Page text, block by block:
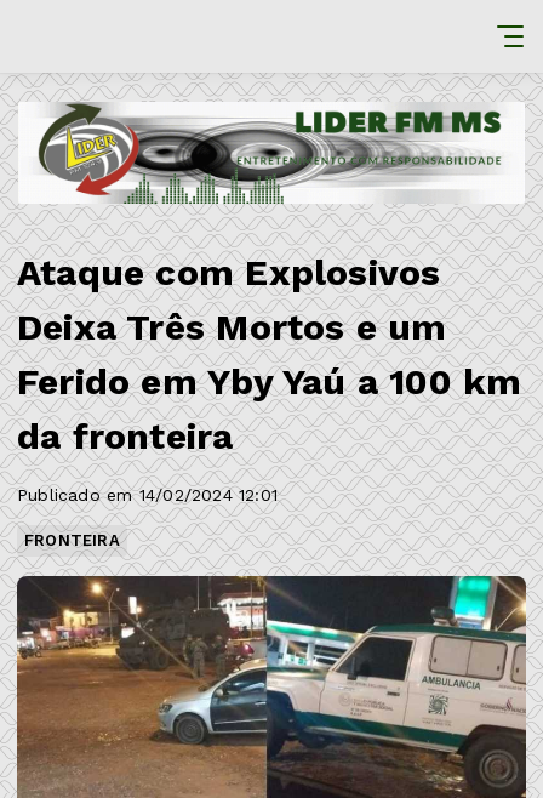
Ataque com Explosivos
Deixa Três Mortos e um
Ferido em Yby Yaú a 100 km
da fronteira
Publicado em 14/02/2024 12:01
FRONTEIRA